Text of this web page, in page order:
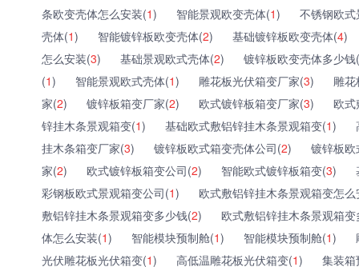
条欧变壳体怎么安装(1) 智能景观欧变壳体(1)
不锈钢欧
壳体(1) 智能镀锌板欧变壳体(2) 基础镀锌板欧变壳体(4)
怎么安装(3) 基础景观欧式壳体(2)
镀锌板欧变壳体多少钱(
(1) 智能景观欧式壳体(1) 雕花板光伏箱变厂家(3)
雕
家(2) 镀锌板箱变厂家(2) 欧式镀锌板箱变厂家(3)
欧式
锌挂木条景观箱变(1) 基础欧式敷铝锌挂木条景观箱变(1)
挂木条箱变厂家(3) 镀锌板欧式箱变壳体公司(2)
镀锌板
家(2) 欧式镀锌板箱变公司(2) 智能欧式镀锌板箱变(3)
彩钢板欧式景观箱变公司(1)
欧式敷铝锌挂木条景观箱变怎
敷铝锌挂木条景观箱变多少钱(2)
欧式敷铝锌挂木条景观箱
体怎么安装(1) 智能模块预制舱(1) 智能模块预制舱(1)
光伏雕花板光伏箱变(1) 高低温雕花板光伏箱变(1)
集装